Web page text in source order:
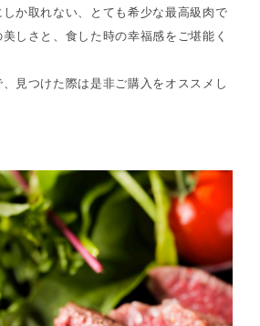
か取れない、とても希少な最高級肉で
しさと、食した時の幸福感をご堪能く
見つけた際は是非ご購入をオススメし